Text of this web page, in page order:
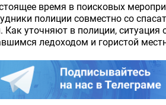
время в поисковых
полиции совместно со
Как уточняют в полиции,
ледоходом и гористой